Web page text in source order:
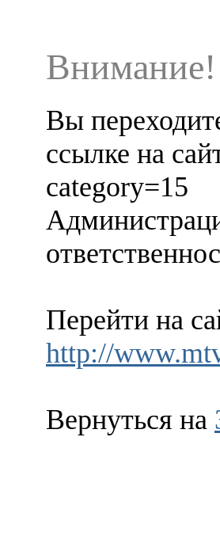
Внимание!
Вы
ссылке на
category=15
Перейти на
http://
Вернуться на